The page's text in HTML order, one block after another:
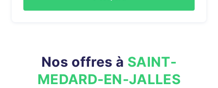
Nos offres à SAINT-
MEDARD-EN-JALLES